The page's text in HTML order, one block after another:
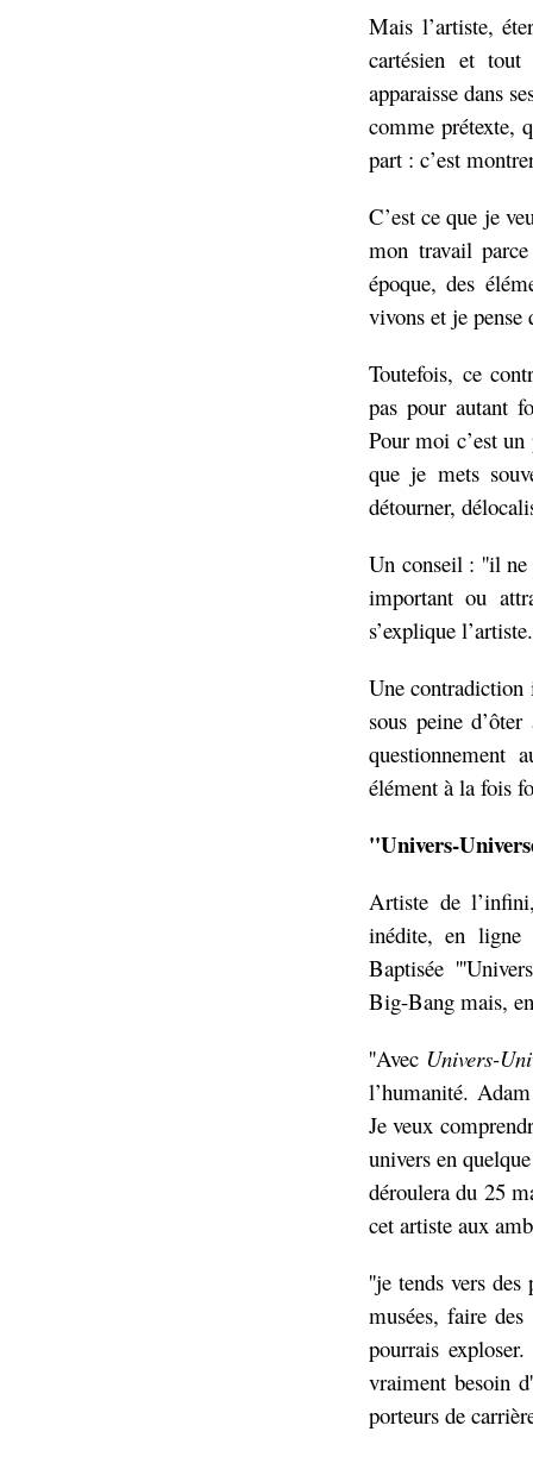
Mais l’artiste,
cartésien et
apparaisse dans
comme prétexte,
part : c’est
C’est ce que je
mon travail
époque, des
vivons et je pense
Toutefois, ce
pas pour autant
Pour moi c’est
que je mets
détourner,
Un conseil : ''il ne
important ou
s’explique l’artiste.
Une contradiction
sous peine
questionnement
élément à la fois
''Univers-
Artiste de
inédite, en ligne
Baptisée
Big-Bang mais,
''Avec Univers-
l’humanité.
Je veux
univers en
déroulera du 25
cet artiste aux
''je tends vers
musées, faire
pourrais
vraiment besoin
porteurs de